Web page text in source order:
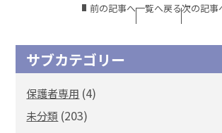
前の記事へ一覧へ戻る次の記事
サブカテゴリー
保護者専用 (4)
未分類 (203)